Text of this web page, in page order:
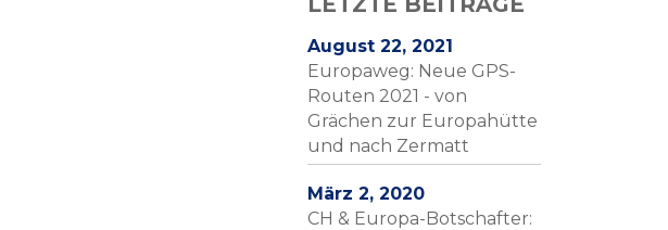
August 22, 2021
Europaweg: Neue GPS-
Routen 2021 - von
Grächen zur Europahütte
und nach Zermatt
März 2, 2020
CH & Europa-Botschafter: